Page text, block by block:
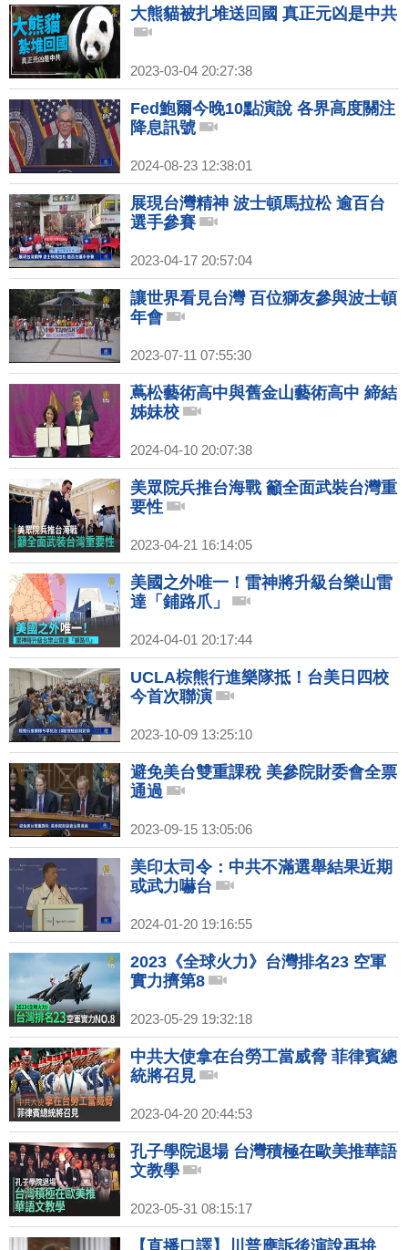
大熊貓被扎堆送回國 真正元凶是中共
2023-03-04 20:27:38
Fed鮑爾今晚10點演說 各界高度關注
降息訊號
2024-08-23 12:38:01
展現台灣精神 波士頓馬拉松 逾百台
選手參賽
2023-04-17 20:57:04
讓世界看見台灣 百位獅友參與波士頓
年會
2023-07-11 07:55:30
蔦松藝術高中與舊金山藝術高中 締結
姊妹校
2024-04-10 20:07:38
美眾院兵推台海戰 籲全面武裝台灣重
要性
2023-04-21 16:14:05
美國之外唯一！雷神將升級台樂山雷
達「鋪路爪」
2024-04-01 20:17:44
UCLA棕熊行進樂隊抵！台美日四校
今首次聯演
2023-10-09 13:25:10
避免美台雙重課稅 美參院財委會全票
通過
2023-09-15 13:05:06
美印太司令：中共不滿選舉結果近期
或武力嚇台
2024-01-20 19:16:55
2023《全球火力》台灣排名23 空軍
實力擠第8
2023-05-29 19:32:18
中共大使拿在台勞工當威脅 菲律賓總
統將召見
2023-04-20 20:44:53
孔子學院退場 台灣積極在歐美推華語
文教學
2023-05-31 08:15:17
【直播口譯】川普應訴後演說再拚